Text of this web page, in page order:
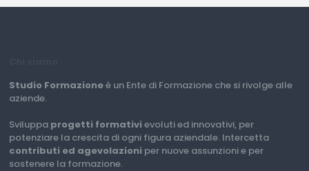
Studio Formazioneè un Ente di Formazione che si rivolge alle
aziende.
Sviluppa progetti formativi evoluti ed innovativi, per
potenziare la crescita di ogni figura aziendale. Intercetta
contributi ed agevolazioni per nuove assunzioni e per
sostenere la formazione.